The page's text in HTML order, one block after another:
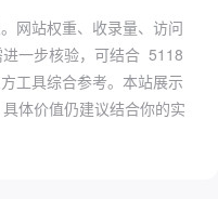
网站权重、收录量、访问
一步核验，可结合 5118
工具综合参考。本站展示
体价值仍建议结合你的实